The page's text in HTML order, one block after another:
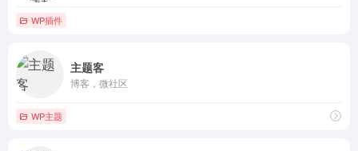
WP插件
主题客
博客，微社区
WP主题